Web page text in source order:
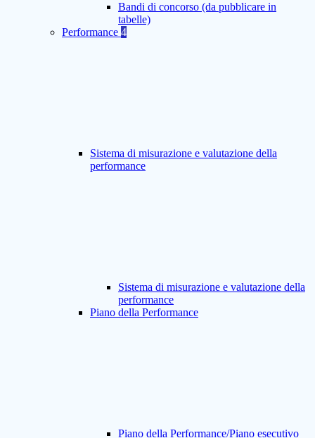
Bandi di concorso (da pubblicare in
tabelle)
Performance 4
Sistema di misurazione e valutazione della
performance
Sistema di misurazione e valutazione della
performance
Piano della Performance
Piano della Performance/Piano esecutivo